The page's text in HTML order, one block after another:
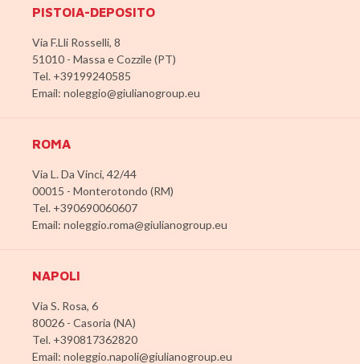
PISTOIA-DEPOSITO
Via F.Lli Rosselli, 8
51010 - Massa e Cozzile (PT)
Tel. +39199240585
Email: noleggio@giulianogroup.eu
ROMA
Via L. Da Vinci, 42/44
00015 - Monterotondo (RM)
Tel. +390690060607
Email: noleggio.roma@giulianogroup.eu
NAPOLI
Via S. Rosa, 6
80026 - Casoria (NA)
Tel. +390817362820
Email: noleggio.napoli@giulianogroup.eu